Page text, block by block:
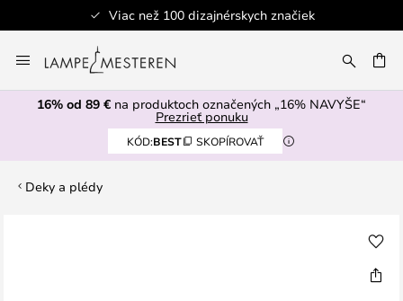
Viac než 100 dizajnérskych značiek
to
Content
16% od 89 € na produktoch označených „16% NAVYŠE“
Prezrieť ponuku
KÓD:BEST SKOPÍROVAŤ
Deky a plédy